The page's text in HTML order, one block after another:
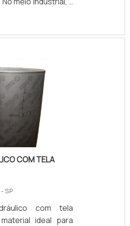
material bastante
resiliente, suporta
(desde
que
encaixe até nos
dentro de uma
correta do
ins.
COM TELA
SP
com tela
ideal para